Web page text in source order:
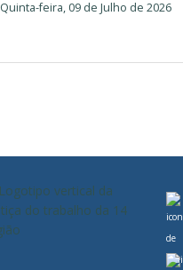
Quinta-feira, 09 de Julho de 2026